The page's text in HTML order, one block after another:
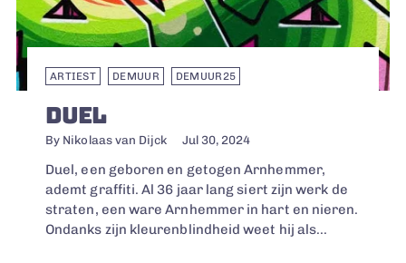
ARTIEST DEMUUR DEMUUR25
DUEL
By Nikolaas van Dijck Jul 30, 2024
Duel, een geboren en getogen Arnhemmer,
ademt graffiti. Al 36 jaar lang siert zijn werk de
straten, een ware Arnhemmer in hart en nieren.
Ondanks zijn kleurenblindheid weet hij als...